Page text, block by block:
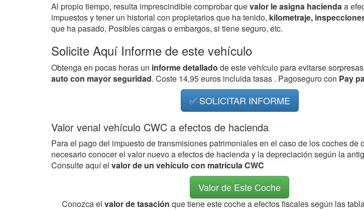
Al propio tiempo, resulta imprescindible comprobar quevalor le asigna haciendaa
impuestos y tener un historial con propietarios que ha tenido, kilometraje,
que ha pasado, Posibles cargas o embargos, si tiene seguro, etc.
Solicite Aquí Informe de este vehículo
Obtenga en pocas horas un informe detallado de este vehículo para evitarse
auto con mayor seguridad. Coste 14,95 euros incluida tasas . Pagoseguro con Pay
✅ SOLICITAR INFORME
Valor venal vehículo CWC a efectos de hacienda
Para el pago del impuesto de transmisiones patrimoniales en el caso de los coches de
necesario conocer el valor nuevo a efectos de hacienda y la depreciación según la
Consulte aquí el valor de un vehículo con matrícula CWC
Valor de Este Coche
Conozca el valor de tasación que tiene este coche a efectos fiscales según las